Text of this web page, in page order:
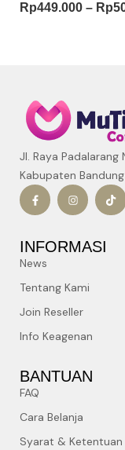
Rp449.000 – Rp
Jl. Raya Padalarang
Kabupaten
INFORMASI
News
Tentang Kami
Join Reseller
Info Keagenan
BANTUAN
FAQ
Cara Belanja
Syarat & Ketentuan